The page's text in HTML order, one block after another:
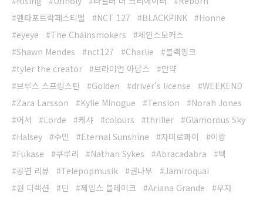
펜타포트락페스티벌
NCT 127 BLACKPINK
Honne
eyeye
The Chainsmokers
체인스모커스
Shawn Mendes
nct127 Charlie
블랙핑크
tyler the creator
브라이언 아담스
만약
브루스 스프링스틴
Golden driver's license
WEEKEND
Zara Larsson
Kylie Minogue Tension
Norah Jones
어셔
Lorde 케샤 colours thriller
Glamorous Sky
Halsey
수민 Eternal Sunshine 자미로콰이
이랑
Fukase
쿠루리 Nathan Sykes Abracadabra
택
공연 리뷰
Telepopmusik 권나무
Jamiroquai
원 디렉션
딘 제임스 블레이크 Ariana Grande
우자